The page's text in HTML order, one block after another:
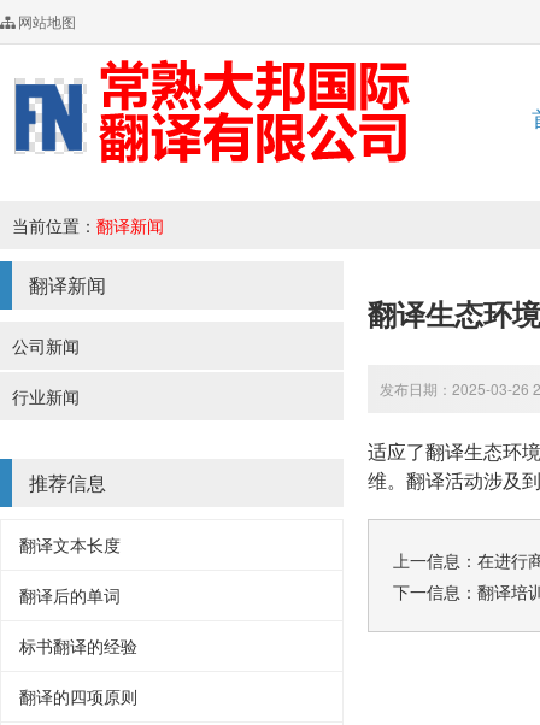
网站地图
当前位置： 翻译新闻
翻译新闻
公司新闻
行业新闻
推荐信息
翻译文本长度
翻译后的单词
标书翻译的经验
翻译的四项原则
翻译生态环境
发布日期：2025-03-26
适应了翻译生态环
维。翻译活动涉及
上一信息： 在进行
下一信息： 翻译培